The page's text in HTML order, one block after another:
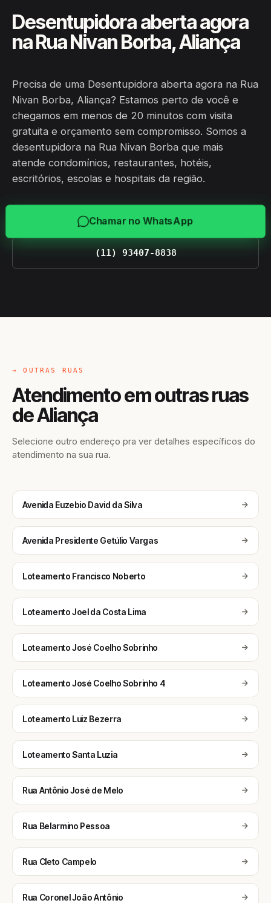
Desentupidora aberta agora
na Rua Nivan Borba, Aliança
Precisa de uma Desentupidora aberta agora na Rua
Nivan Borba, Aliança? Estamos perto de você e
chegamos em menos de 20 minutos com visita
gratuita e orçamento sem compromisso. Somos a
desentupidora na Rua Nivan Borba que mais
atende condomínios, restaurantes, hotéis,
escritórios, escolas e hospitais da região.
Chamar no WhatsApp
(11) 93407-8838
→ OUTRAS RUAS
Atendimento em outras ruas
de Aliança
Selecione outro endereço pra ver detalhes específicos do
atendimento na sua rua.
Avenida Euzebio David da Silva
Avenida Presidente Getúlio Vargas
Loteamento Francisco Noberto
Loteamento Joel da Costa Lima
Loteamento José Coelho Sobrinho
Loteamento José Coelho Sobrinho 4
Loteamento Luiz Bezerra
Loteamento Santa Luzia
Rua Antônio José de Melo
Rua Belarmino Pessoa
Rua Cleto Campelo
Rua Coronel João Antônio